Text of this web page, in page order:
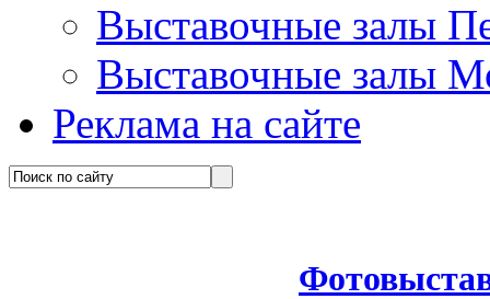
Выставочные залы
Выставочные залы
Реклама на сайте